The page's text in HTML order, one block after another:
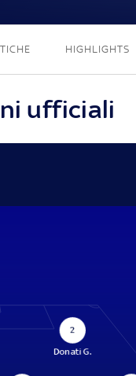
HIGHLIGHTS
ufficiali
2
Donati G.